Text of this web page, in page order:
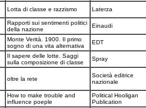
Lotta di classe e razzismo Laterza
Rapporti sui sentimenti politici
della nazione
Einaudi
Monte Verità. 1900. Il primo
sogno di una vita alternativa
EDT
Il sapere delle lotte. Saggi
sulla composizione di classe
Spray
oltre la rete
Società editrice
nazionale
How to make trouble and
influence poeple
Political Hooligan
Publication